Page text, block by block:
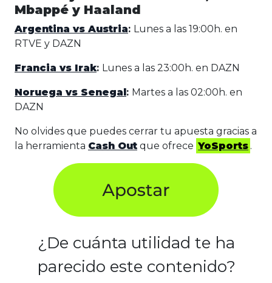
Mbappé y Haaland
Argentina vs Austria: Lunes a las 19:00h. en
RTVE y DAZN
Francia vs Irak: Lunes a las 23:00h. en DAZN
Noruega vs Senegal: Martes a las 02:00h. en
DAZN
No olvides que puedes cerrar tu apuesta gracias a
la herramienta Cash Out que ofrece YoSports .
¿De cuánta utilidad te ha
parecido este contenido?